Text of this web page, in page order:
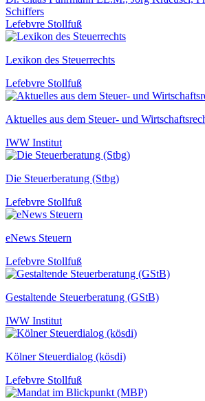
Schiffers
Lefebvre Stollfuß
Lexikon des Steuerrechts
Lefebvre Stollfuß
Aktuelles aus dem Steuer- und
IWW Institut
Die Steuerberatung (Stbg)
Lefebvre Stollfuß
eNews Steuern
Lefebvre Stollfuß
Gestaltende Steuerberatung (GStB)
IWW Institut
Kölner Steuerdialog (kösdi)
Lefebvre Stollfuß